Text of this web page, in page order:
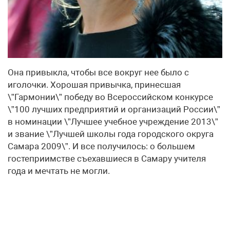
Она привыкла, чтобы все вокруг нее было с
иголочки. Хорошая привычка, принесшая
\”Гармонии\” победу во Всероссийском конкурсе
\”100 лучших предприятий и организаций России\”
в номинации \”Лучшее учебное учреждение 2013\”
и звание \”Лучшей школы года городского округа
Самара 2009\”. И все получилось: о большем
гостеприимстве съехавшиеся в Самару учителя
года и мечтать не могли.